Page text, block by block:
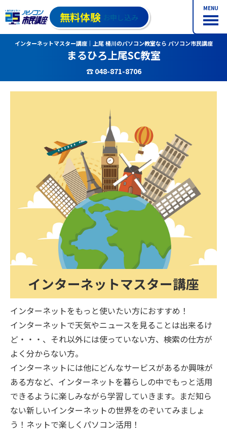
MENU
無料体験 お申し込み
インターネットマスター講座｜上尾 桶川のパソコン教室なら パソコン市民講座
まるひろ上尾SC教室
☎ 048-871-8706
インターネットマスター講座
インターネットをもっと使いたい方におすすめ！
インターネットで天気やニュースを見ることは出来るけ
ど・・・、それ以外には使っていない方、検索の仕方が
よく分からない方。
インターネットには他にどんなサービスがあるか興味が
ある方など、インターネットを暮らしの中でもっと活用
できるように楽しみながら学習していきます。まだ知ら
ない新しいインターネットの世界をのぞいてみましょ
う！ネットで楽しくパソコン活用！